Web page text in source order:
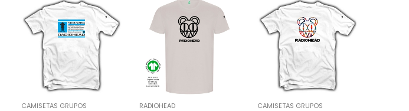
CAMISETAS GRUPOS
RADIOHEAD
CAMISETAS GRUPOS